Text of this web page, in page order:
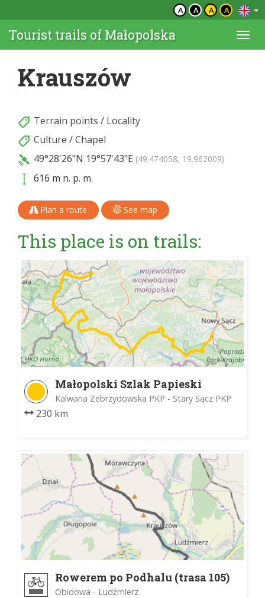
A A A A
Tourist trails of Małopolska
Krauszów
Terrain points / Locality
Culture /Chapel
49°28'26"N 19°57'43"E (49.474058, 19.962009)
616 m n. p. m.
Plan a route See map
This place is on trails:
Małopolski Szlak Papieski
Kalwaria Zebrzydowska PKP - Stary Sącz PKP
230 km
Rowerem po Podhalu (trasa 105)
Obidowa - Ludźmierz